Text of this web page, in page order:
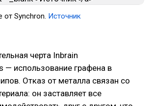
от Synchron. Источник
черта Inbrain
— использование графена в
Отказ от металла связан со
он заставляет все